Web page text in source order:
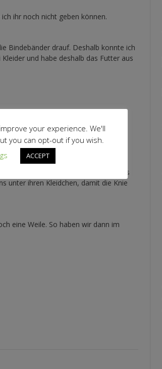
ihr noch nicht geben können.
Bindebänder drauf. Deshalb konnte ich
und habe deshalb das Futter aus
bestellt. Daraus nähe ich mir dann
kurze Leggins genäht. Aber dafür ist es
unter ihren Kleidchen, damit die Knie
eine Weile. So haben wir dann im
your experience. We'll
you can opt-out if you wish.
ACCEPT